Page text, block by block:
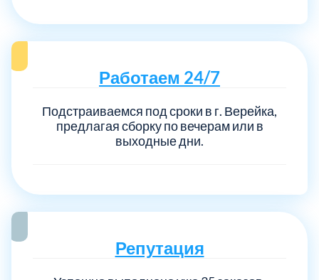
Работаем 24/7
Подстраиваемся под сроки в г. Верейка,
предлагая сборку по вечерам или в
выходные дни.
Репутация